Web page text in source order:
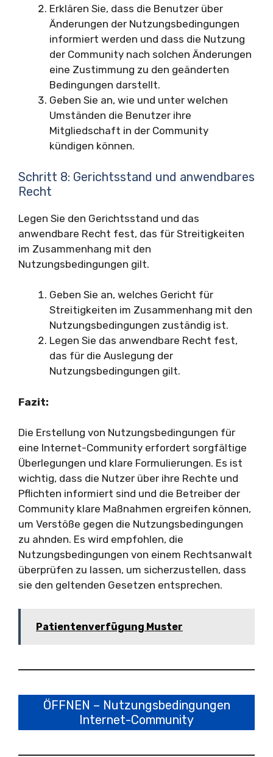
Erklären Sie, dass die Benutzer über
Änderungen der Nutzungsbedingungen
informiert werden und dass die Nutzung
der Community nach solchen Änderungen
eine Zustimmung zu den geänderten
Bedingungen darstellt.
Geben Sie an, wie und unter welchen
Umständen die Benutzer ihre
Mitgliedschaft in der Community
kündigen können.
Schritt 8: Gerichtsstand und anwendbares
Recht
Legen Sie den Gerichtsstand und das
anwendbare Recht fest, das für Streitigkeiten
im Zusammenhang mit den
Nutzungsbedingungen gilt.
Geben Sie an, welches Gericht für
Streitigkeiten im Zusammenhang mit den
Nutzungsbedingungen zuständig ist.
Legen Sie das anwendbare Recht fest,
das für die Auslegung der
Nutzungsbedingungen gilt.
Fazit:
Die Erstellung von Nutzungsbedingungen für
eine Internet-Community erfordert sorgfältige
Überlegungen und klare Formulierungen. Es ist
wichtig, dass die Nutzer über ihre Rechte und
Pflichten informiert sind und die Betreiber der
Community klare Maßnahmen ergreifen können,
um Verstöße gegen die Nutzungsbedingungen
zu ahnden. Es wird empfohlen, die
Nutzungsbedingungen von einem Rechtsanwalt
überprüfen zu lassen, um sicherzustellen, dass
sie den geltenden Gesetzen entsprechen.
Patientenverfügung Muster
ÖFFNEN – Nutzungsbedingungen
Internet-Community